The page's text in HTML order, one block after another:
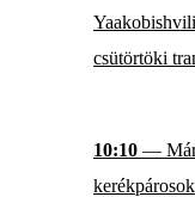
csütörtöki
10:10 — Már